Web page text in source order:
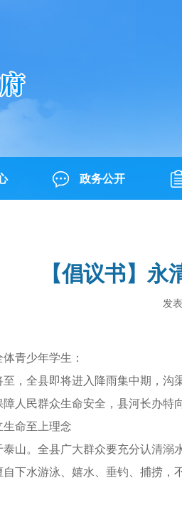
政务公开
【倡议书】
发
青少年学生：
全县即将进入降雨集中期，沟
人民群众生命安全，县河长办特
命至上理念
。全县广大群众要充分认清溺
下水游泳、嬉水、垂钓、捕捞